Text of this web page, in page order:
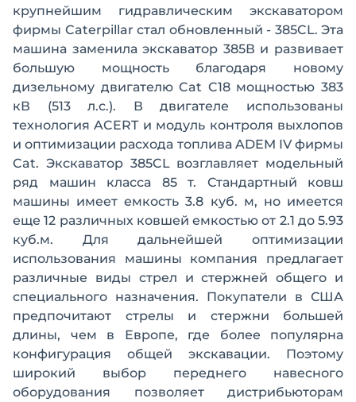
крупнейшим гидравлическим экскаватором
фирмы Caterpillar стал обновленный - 385CL. Эта
машина заменила экскаватор 385В и развивает
большую мощность благодаря новому
дизельному двигателю Cat C18 мощностью 383
кВ (513 л.с.). В двигателе использованы
технология ACERT и модуль контроля выхлопов
и оптимизации расхода топлива ADEM IV фирмы
Cat. Экскаватор 385CL возглавляет модельный
ряд машин класса 85 т. Стандартный ковш
машины имеет емкость 3.8 куб. м, но имеется
еще 12 различных ковшей емкостью от 2.1 до 5.93
куб.м. Для дальнейшей оптимизации
использования машины компания предлагает
различные виды стрел и стержней общего и
специального назначения. Покупатели в США
предпочитают стрелы и стержни большей
длины, чем в Европе, где более популярна
конфигурация общей экскавации. Поэтому
широкий выбор переднего навесного
оборудования позволяет дистрибьюторам